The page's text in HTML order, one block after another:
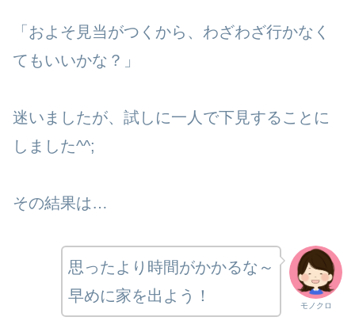
「およそ見当がつくから、わざわざ行かなく
てもいいかな？」
迷いましたが、試しに一人で下見することに
しました^^;
その結果は…
モノクロ
思ったより時間がかかるな～
早めに家を出よう！